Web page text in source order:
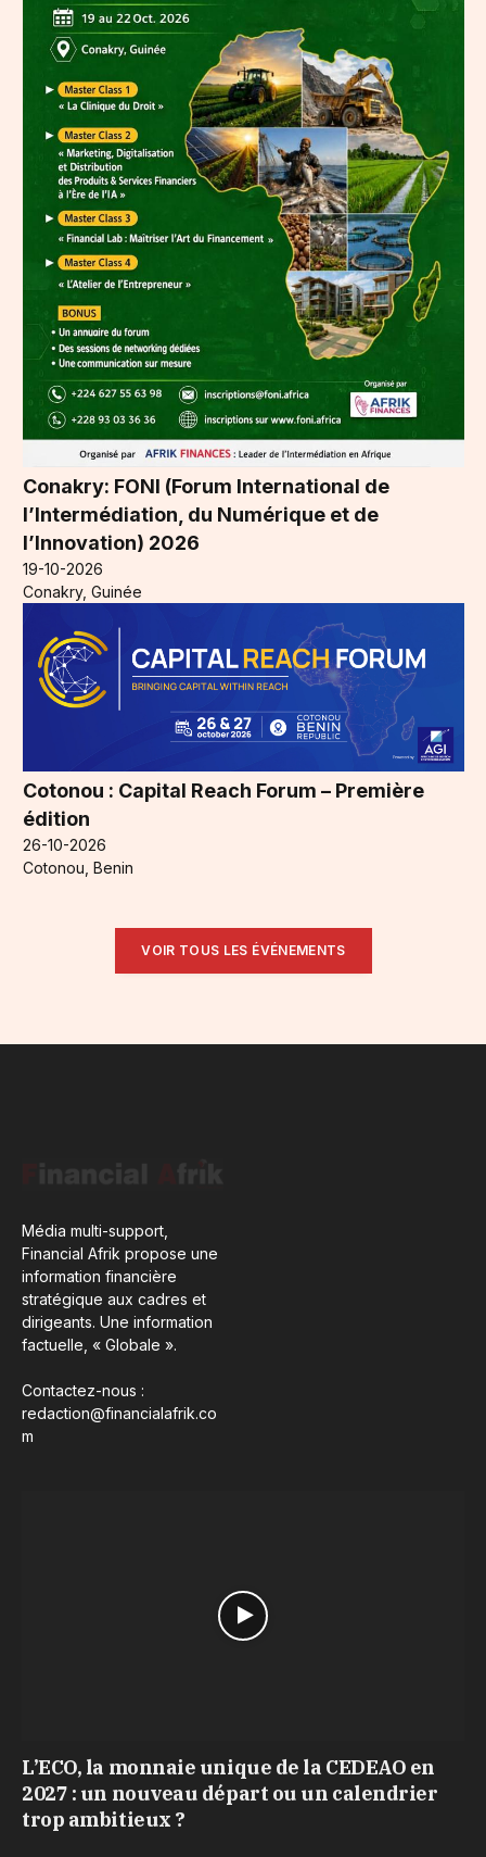
Conakry: FONI (Forum International de
l’Intermédiation, du Numérique et de
l’Innovation) 2026
19-10-2026
Conakry, Guinée
Cotonou : Capital Reach Forum – Première
édition
26-10-2026
Cotonou, Benin
VOIR TOUS LES ÉVÉNEMENTS
Média multi-support,
Financial Afrik propose une
information financière
stratégique aux cadres et
dirigeants. Une information
factuelle, « Globale ».
Contactez-nous :
redaction@financialafrik.co
m
L’ECO, la monnaie unique de la CEDEAO en
2027 : un nouveau départ ou un calendrier
trop ambitieux ?